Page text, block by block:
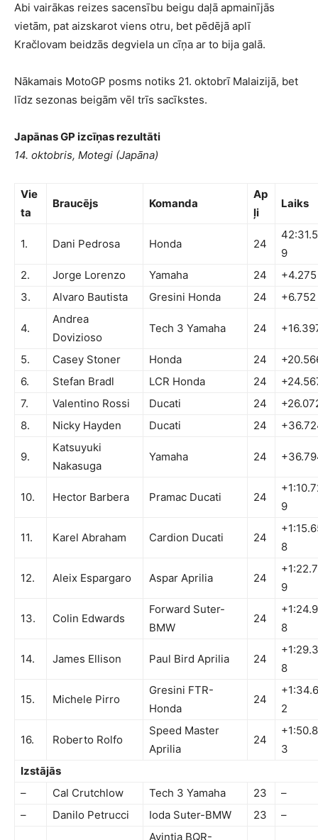
Abi vairākas reizes sacensību beigu daļā apmainījās
vietām, pat aizskarot viens otru, bet pēdējā aplī
Kračlovam beidzās degviela un cīņa ar to bija galā.
Nākamais MotoGP posms notiks 21. oktobrī Malaizijā, bet
līdz sezonas beigām vēl trīs sacīkstes.
Japānas GP izcīņas rezultāti
14. oktobris, Motegi (Japāna)
Vie
ta
Braucējs Komanda
Ap
ļi
Laiks
1. Dani Pedrosa Honda 24
9
2.
Jorge Lorenzo Yamaha 24
+4.275
3.
Alvaro Bautista Gresini Honda 24 +6.752
4.
Andrea
Dovizioso
Tech 3 Yamaha 24
5. Casey Stoner Honda 24
6.
Stefan Bradl LCR Honda 24
7.
Valentino Rossi Ducati 24
8.
Nicky Hayden Ducati 24
9.
Katsuyuki
Nakasuga
Yamaha 24
10. Hector Barbera Pramac Ducati 24
9
11. Karel Abraham Cardion Ducati 24
8
12. Aleix Espargaro Aspar Aprilia 24
9
13. Colin Edwards
Forward Suter-
BMW
24
8
14. James Ellison Paul Bird Aprilia 24
8
15. Michele Pirro
Gresini FTR-
Honda
24
2
16. Roberto Rolfo
Speed Master
Aprilia
24
3
Izstājās
–
Cal Crutchlow Tech 3 Yamaha 23
–
–
Danilo Petrucci Ioda Suter-BMW 23 –
Avintia BQR-